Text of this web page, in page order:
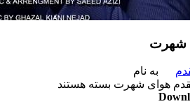
شهرتبسته هستند
به نام